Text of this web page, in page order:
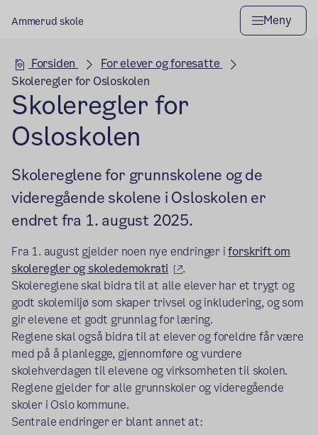
Ammerud skole Meny
Hovedseksjon
Forsiden
For elever og foresatte
Skoleregler for Osloskolen
Skoleregler for
Osloskolen
Skolereglene for grunnskolene og de
videregående skolene i Osloskolen er
endret fra 1. august 2025.
Fra 1. august gjelder noen nye endringer iforskrift om
skoleregler og skoledemokrati
(ekstern lenke)
.
Skolereglene skal bidra til at alle elever har et trygt og
godt skolemiljø som skaper trivsel og inkludering, og som
gir elevene et godt grunnlag for læring.
Reglene skal også bidra til at elever og foreldre får være
med på å planlegge, gjennomføre og vurdere
skolehverdagen til elevene og virksomheten til skolen.
Reglene gjelder for alle grunnskoler og videregående
skoler i Oslo kommune.
Sentrale endringer er blant annet at: